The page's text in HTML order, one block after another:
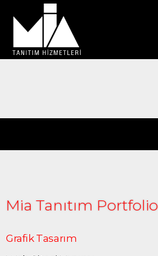
Mia Tanıtım Portfolio
Grafik Tasarım